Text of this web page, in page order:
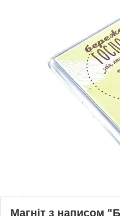
Магніт з написом